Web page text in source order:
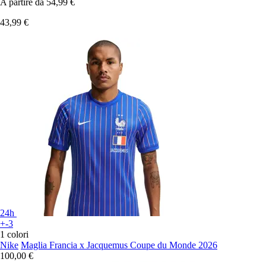
A partire da 54,99 €
43,99 €
24h
+-3
1 colori
Nike Maglia Francia x Jacquemus Coupe du Monde 2026
100,00 €